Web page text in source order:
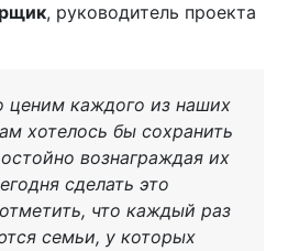
, руководитель проекта
ценим каждого из наших
хотелось бы сохранить
вознаграждая их
сделать это
что каждый раз
семьи, у которых